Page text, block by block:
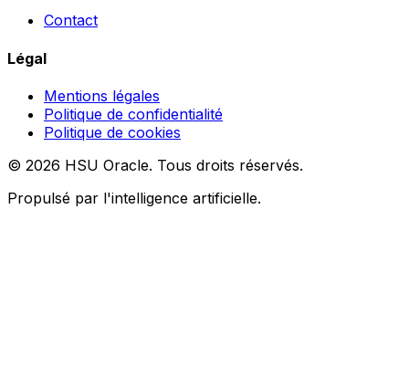
Contact
Légal
Mentions légales
Politique de confidentialité
Politique de cookies
© 2026 HSU Oracle. Tous droits réservés.
Propulsé par l'intelligence artificielle.